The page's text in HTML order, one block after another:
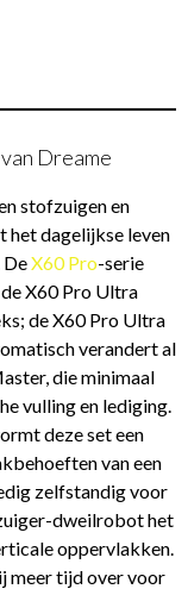
Dreame
stofzuigen en
het dagelijkse leven
DeX60 Pro-serie
X60 Pro Ultra
de X60 Pro Ultra
verandert al
die minimaal
vulling en lediging.
deze set een
van een
zelfstandig voor
dweilrobot het
oppervlakken.
meer tijd over voor